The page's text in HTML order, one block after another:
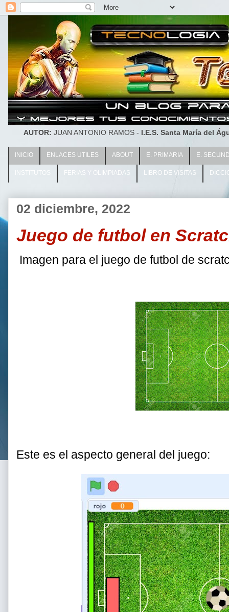
AUTOR: JUAN ANTONIO RAMOS - I.E.S. Santa María del
INICIO ENLACES UTILES ABOUT E. PRIMARIA E.
INSTITUTOS FERIAS Y OLIMPIADAS LIBRO DE VISITAS
02 diciembre, 2022
Juego de futbol en
Imagen para el juego de futbol de
Este es el aspecto general del juego: